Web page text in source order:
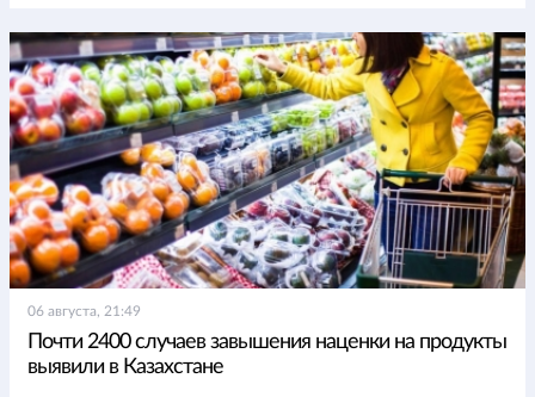
06 августа, 21:49
Почти 2400 случаев завышения наценки на продукты
выявили в Казахстане